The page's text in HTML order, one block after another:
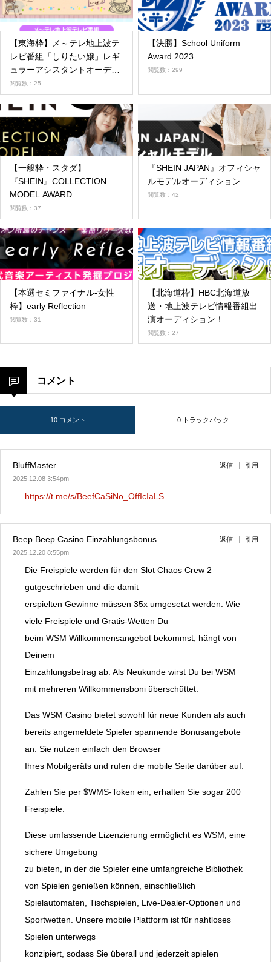
【東海枠】メ～テレ地上波テ
レビ番組「しりたい嬢」レギ
ュラーアシスタントオーディ
ション
閲覧数：25
【決勝】School Uniform
Award 2023
閲覧数：299
【一般枠・スタダ】
『SHEIN』COLLECTION
MODEL AWARD
閲覧数：37
『SHEIN JAPAN』オフィシャ
ルモデルオーディション
閲覧数：42
【本選セミファイナル-女性
枠】early Reflection
閲覧数：31
【北海道枠】HBC北海道放
送・地上波テレビ情報番組出
演オーディション！
閲覧数：27
コメント
10 コメント 0 トラックバック
BluffMaster
2025.12.08 3:54pm
返信 引用
https://t.me/s/BeefCaSiNo_OffIcIaLS
Beep Beep Casino Einzahlungsbonus
2025.12.20 8:55pm
返信 引用
Die Freispiele werden für den Slot Chaos Crew 2
gutgeschrieben und die damit
erspielten Gewinne müssen 35x umgesetzt werden. Wie
viele Freispiele und Gratis-Wetten Du
beim WSM Willkommensangebot bekommst, hängt von
Deinem
Einzahlungsbetrag ab. Als Neukunde wirst Du bei WSM
mit mehreren Willkommensboni überschüttet.
Das WSM Casino bietet sowohl für neue Kunden als auch
bereits angemeldete Spieler spannende Bonusangebote
an. Sie nutzen einfach den Browser
Ihres Mobilgeräts und rufen die mobile Seite darüber auf.
Zahlen Sie per $WMS-Token ein, erhalten Sie sogar 200
Freispiele.
Diese umfassende Lizenzierung ermöglicht es WSM, eine
sichere Umgebung
zu bieten, in der die Spieler eine umfangreiche Bibliothek
von Spielen genießen können, einschließlich
Spielautomaten, Tischspielen, Live-Dealer-Optionen und
Sportwetten. Unsere mobile Plattform ist für nahtloses
Spielen unterwegs
konzipiert, sodass Sie überall und jederzeit spielen